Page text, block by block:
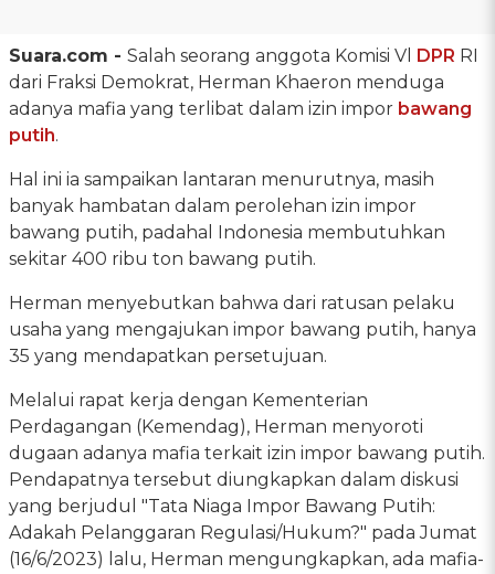
Suara.com - Salah seorang anggota Komisi Vl DPR RI
dari Fraksi Demokrat, Herman Khaeron menduga
adanya mafia yang terlibat dalam izin impor bawang
putih.
Hal ini ia sampaikan lantaran menurutnya, masih
banyak hambatan dalam perolehan izin impor
bawang putih, padahal Indonesia membutuhkan
sekitar 400 ribu ton bawang putih.
Herman menyebutkan bahwa dari ratusan pelaku
usaha yang mengajukan impor bawang putih, hanya
35 yang mendapatkan persetujuan.
Melalui rapat kerja dengan Kementerian
Perdagangan (Kemendag), Herman menyoroti
dugaan adanya mafia terkait izin impor bawang putih.
Pendapatnya tersebut diungkapkan dalam diskusi
yang berjudul "Tata Niaga Impor Bawang Putih:
Adakah Pelanggaran Regulasi/Hukum?" pada Jumat
(16/6/2023) lalu, Herman mengungkapkan, ada mafia-